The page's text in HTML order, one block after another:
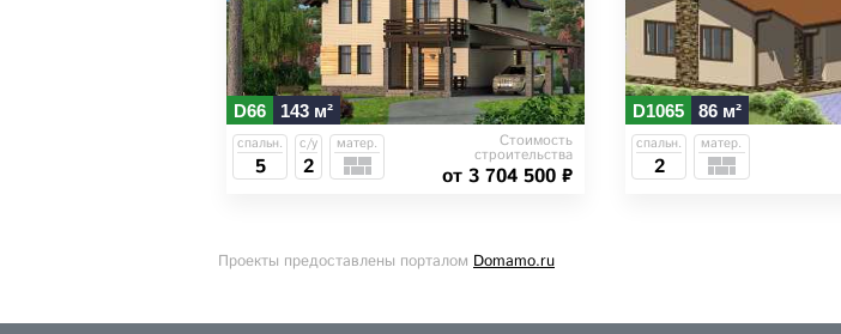
D66 143 м²
спальн.
5
с/у
2
матер. Стоимость
строительства
от 3 704 500 ₽
D1065 86 м²
спальн.
2
матер.
Проекты предоставлены порталом Domamo.ru